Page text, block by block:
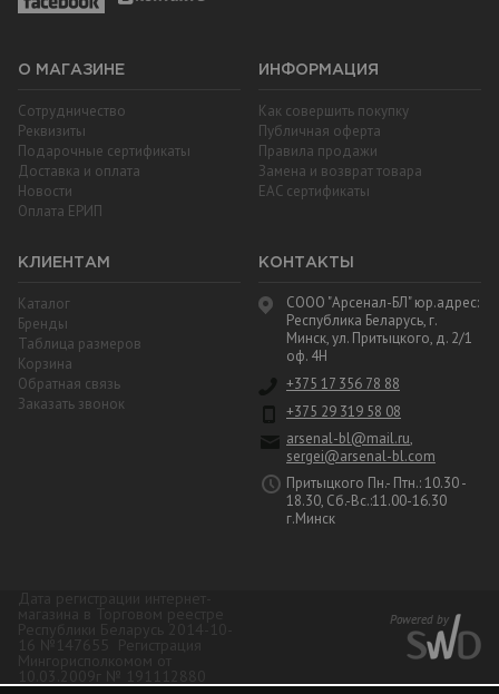
О МАГАЗИНЕ
Сотрудничество
Реквизиты
Подарочные сертификаты
Доставка и оплата
Новости
Оплата ЕРИП
ИНФОРМАЦИЯ
Как совершить покупку
Публичная оферта
Правила продажи
Замена и возврат товара
EAC cертификаты
КЛИЕНТАМ
Каталог
Бренды
Таблица размеров
Корзина
Обратная связь
Заказать звонок
КОНТАКТЫ
СООО "Арсенал-БЛ" юр.адрес:
Республика Беларусь, г.
Минск, ул. Притыцкого, д. 2/1
оф. 4Н
+375 17 356 78 88
+375 29 319 58 08
arsenal-bl@mail.ru,
sergei@arsenal-bl.com
Притыцкого Пн.- Птн.: 10.30 -
18.30, Сб.-Вс.:11.00-16.30
г.Минск
Республики Беларусь 2014-10-
16 №147655 Регистрация
10.03.2009г № 191112880